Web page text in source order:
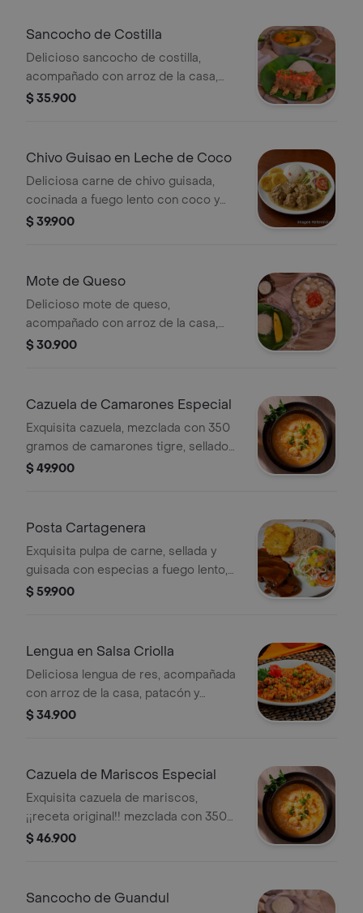
Sancocho de Costilla
Delicioso sancocho de costilla,
acompañado con arroz de la casa,
aguacate y patacón.
$ 35.900
Chivo Guisao en Leche de Coco
Deliciosa carne de chivo guisada,
cocinada a fuego lento con coco y
aliños, plato acompañado con arroz
$ 39.900
Mote de Queso
Delicioso mote de queso,
acompañado con arroz de la casa,
aguacate y patacón.
$ 30.900
Cazuela de Camarones Especial
Exquisita cazuela, mezclada con 350
gramos de camarones tigre, sellados
y salteados al wok, ¡¡receta origina!!
$ 49.900
Posta Cartagenera
Exquisita pulpa de carne, sellada y
guisada con especias a fuego lento,
bañada en una deliciosa salsa de
$ 59.900
Lengua en Salsa Criolla
Deliciosa lengua de res, acompañada
con arroz de la casa, patacón y
ensalada.
$ 34.900
Cazuela de Mariscos Especial
Exquisita cazuela de mariscos,
¡¡receta original!! mezclada con 350
gramos de frutos del mar
patacon.
$ 46.900
Sancocho de Guandul